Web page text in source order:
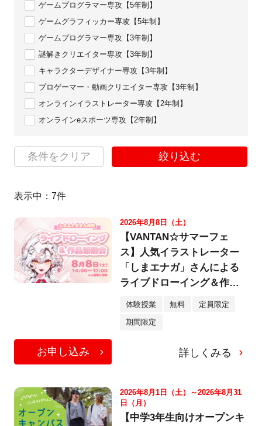
ゲームプログラマー専攻【5年制】
ゲームグラフィッカー専攻【5年制】
ゲームプログラマー専攻【3年制】
謎解きクリエイター専攻【3年制】
キャラクターデザイナー専攻【3年制】
プロゲーマー・動画クリエイター専攻【3年制】
オンラインイラストレーター専攻【2年制】
オンラインeスポーツ専攻【2年制】
条件をクリア 絞り込む
表示中： 7件
2026年8月8日（土）
【VANTAN☆サマーフェ
ス】人気イラストレーター
「しまエナガ」さんによる
ライブドローイング＆作品
添削会
体験授業 無料 定員限定
期間限定
お申し込み 詳しくみる
2026年8月1日（土）～2026年8月31
日（月）
【中学3年生向けオープンキ